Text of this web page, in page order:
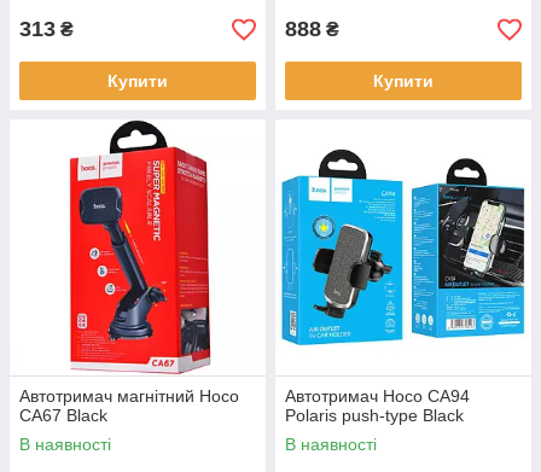
313 ₴
Купити
888 ₴
Купити
Автотримач магнітний Hoco
CA67 Black
В наявності
Автотримач Hoco CA94
Polaris push-type Black
В наявності